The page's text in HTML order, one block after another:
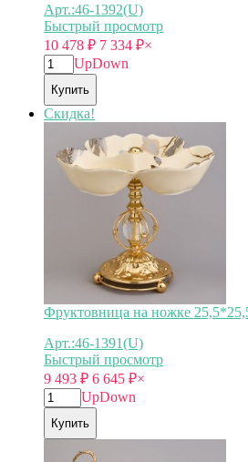
Арт.:46-1392(U)
Быстрый просмотр
10 478 ₽ 7 334 ₽×
UpDown
Купить
Скидка!
Фруктовница на ножке
Арт.:46-1391(U)
Быстрый просмотр
9 493 ₽ 6 645 ₽×
UpDown
Купить